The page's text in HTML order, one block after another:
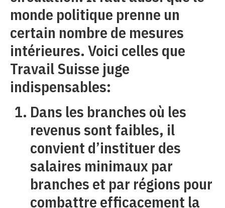
monde politique prenne un
certain nombre de mesures
intérieures. Voici celles que
Travail Suisse juge
indispensables:
Dans les branches où les
revenus sont faibles, il
convient d’instituer des
salaires minimaux par
branches et par régions pour
combattre efficacement la